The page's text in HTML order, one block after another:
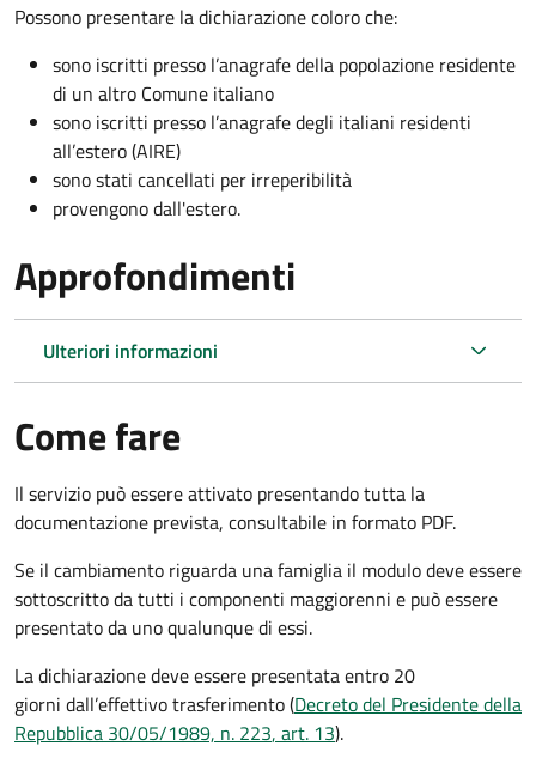
Possono presentare la dichiarazione coloroche:
sono iscritti presso l’anagrafe della popolazione residente
di un altro Comune italiano
sono iscritti presso l’anagrafe degli italiani residenti
all’estero (AIRE)
sono stati cancellati per irreperibilità
provengono dall'estero.
Approfondimenti
Ulteriori informazioni
Come fare
Il servizio può essere attivato presentando tutta la
documentazione prevista, consultabile in formato PDF.
Se il cambiamento riguarda una famiglia il modulo deve essere
sottoscritto da tutti i componenti maggiorenni e può essere
presentato da uno qualunque di essi.
La dichiarazione deve essere presentata entro 20
giorni dall’effettivo trasferimento (Decreto del Presidente della
Repubblica 30/05/1989, n. 223, art. 13).